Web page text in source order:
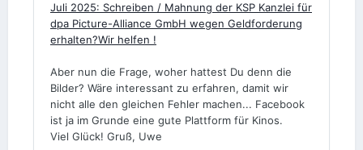
Juli 2025: Schreiben / Mahnung der KSP Kanzlei für
dpa Picture-Alliance GmbH wegen Geldforderung
erhalten?Wir helfen !
Aber nun die Frage, woher hattest Du denn die
Bilder? Wäre interessant zu erfahren, damit wir
nicht alle den gleichen Fehler machen... Facebook
ist ja im Grunde eine gute Plattform für Kinos.
Viel Glück! Gruß, Uwe